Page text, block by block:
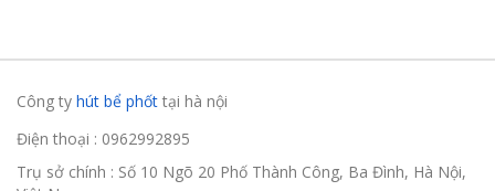
Công ty hút bể phốt tại hà nội
Điện thoại : 0962992895
Trụ sở chính : Số 10 Ngõ 20 Phố Thành Công, Ba Đình, Hà Nội,